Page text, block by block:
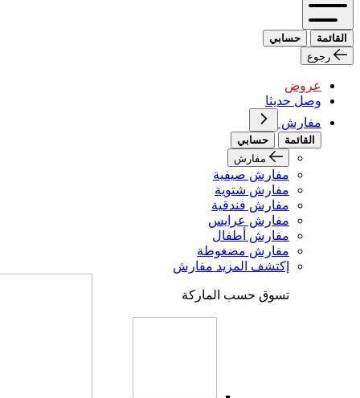
القائمة
حسابي
رجوع
عروض
وصل حديثا
مفارش
القائمة
حسابي
مفارش
مفارش صيفية
مفارش شتوية
مفارش فندقية
مفارش عرايس
مفارش أطفال
مفارش مضغوطة
إكتشف المزيد مفارش
تسوق حسب الماركة